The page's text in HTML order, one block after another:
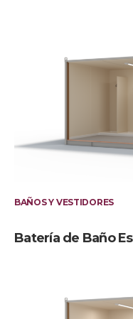
BAÑOS Y VESTIDORES
Batería de Baño